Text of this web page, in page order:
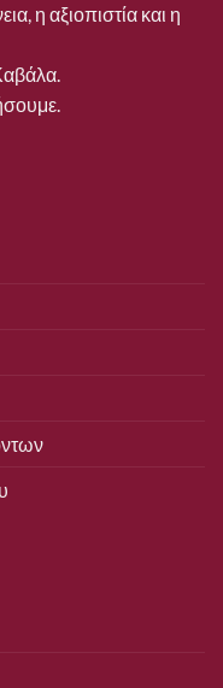
η αξιοπιστία και η